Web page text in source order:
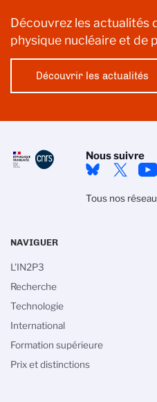
Découvrez les actualités
physique nucléaire et de
Découvrir les actualités
Nous suivre
Tous nos
NAVIGUER
L'IN2P3
Recherche
Technologie
International
Formation supérieure
Prix et distinctions
cookies
des cookies du CNRS est
sur les cookies qu’il utilise